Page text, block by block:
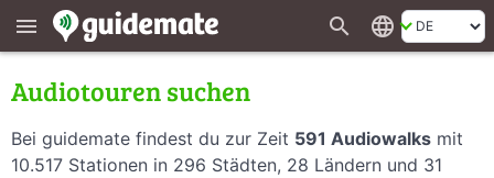
menu search language
Audiotouren suchen
Bei guidemate findest du zur Zeit 591 Audiowalks mit
10.517 Stationen in 296 Städten, 28 Ländern und 31